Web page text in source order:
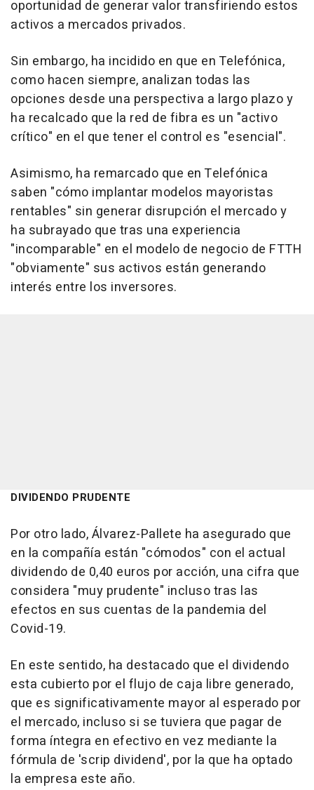
oportunidad de generar valor transfiriendo estos
activos a mercados privados.
Sin embargo, ha incidido en que en Telefónica,
como hacen siempre, analizan todas las
opciones desde una perspectiva a largo plazo y
ha recalcado que la red de fibra es un "activo
crítico" en el que tener el control es "esencial".
Asimismo, ha remarcado que en Telefónica
saben "cómo implantar modelos mayoristas
rentables" sin generar disrupción el mercado y
ha subrayado que tras una experiencia
"incomparable" en el modelo de negocio de FTTH
"obviamente" sus activos están generando
interés entre los inversores.
DIVIDENDO PRUDENTE
Por otro lado, Álvarez-Pallete ha asegurado que
en la compañía están "cómodos" con el actual
dividendo de 0,40 euros por acción, una cifra que
considera "muy prudente" incluso tras las
efectos en sus cuentas de la pandemia del
Covid-19.
En este sentido, ha destacado que el dividendo
esta cubierto por el flujo de caja libre generado,
que es significativamente mayor al esperado por
el mercado, incluso si se tuviera que pagar de
forma íntegra en efectivo en vez mediante la
fórmula de 'scrip dividend', por la que ha optado
la empresa este año.